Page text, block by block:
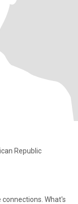
Republic
What's